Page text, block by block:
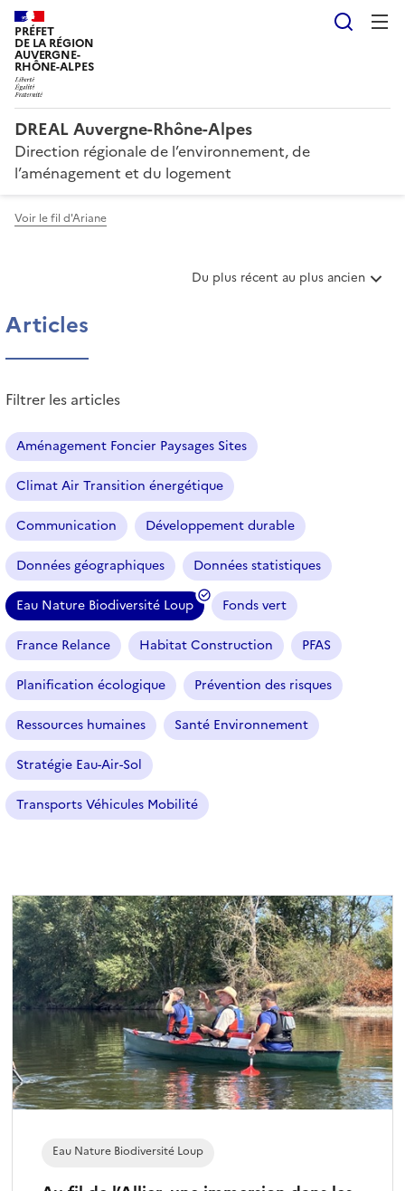
PRÉFET
DE LA RÉGION
AUVERGNE-
RHÔNE-ALPES
DREAL Auvergne-Rhône-Alpes
Direction régionale de l’environnement, de
l’aménagement et du logement
Voir le fil d'Ariane
T
t
i
c
l
e
s
Du plus récent au plus ancien
Articles
Filtrer les articles
Aménagement Foncier Paysages Sites
Climat Air Transition énergétique
Communication Développement durable
Données géographiques Données statistiques
Eau Nature Biodiversité Loup
(
f
i
l
t
r
e
s
é
l
i
o
n
n
é
)
Fonds vert
France Relance Habitat Construction PFAS
Planification écologique Prévention des risques
Ressources humaines Santé Environnement
Stratégie Eau-Air-Sol
Transports Véhicules Mobilité
Eau Nature Biodiversité Loup